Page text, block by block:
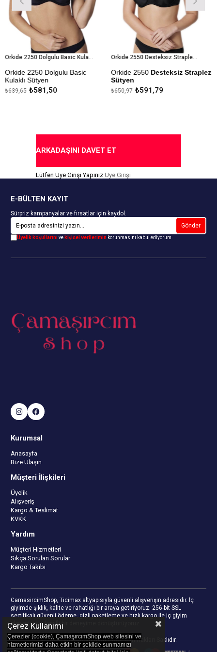
Orkide 2250 Dolgulu Basic Kulaklı Sütyen
2250 Dolgulu Basic
Sütyen
Ödeme Seçeneği
₺581,50
Orkide 2550 Desteksiz Straplez Sütyen
Orkide 2550 Desteksiz Straplez
Sütyen
₺591,79
₺650,97
ARKADAŞINI DAVET ET
Lütfen Üye Girişi Yapınız Üye Girişi
E-BÜLTEN KAYIT
Sürpriz kampanyalar ve fırsatlar için kaydol.
Gönder
Üyelik koşullarınıve kişisel verilerimin korunmasını kabul ediyorum.
Kurumsal
Anasayfa
Bize Ulaşın
Müşteri İlişkileri
Üyelik
Alışveriş
Kargo & Teslimat
KVKK
Yardım
Müşteri Hizmetleri
Sıkça Sorulan Sorular
Kargo Takibi
CamasircimShop, Ticimax altyapısıyla güvenli alışverişin adresidir. İç
giyimde şıklık, kalite ve rahatlığı bir araya getiriyoruz. 256-bit SSL
sertifikalı güvenli ödeme, gizli paketleme ve hızlı kargo ile iç giyim
alışverişinizi keyifli bir deneyime dönüştürüyoruz.
© 2023camasircimshop.com- Tüm Hakları Saklıdır.
Çerez Kullanımı
Çerezler (cookie), ÇamaşırcımShop web sitesini ve
hizmetlerimizi daha etkin bir şekilde sunmamızı